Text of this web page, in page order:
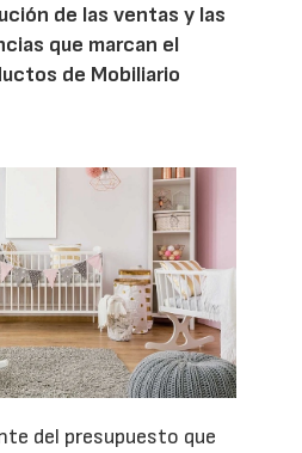
de las ventas y las
que marcan el
de Mobiliario
del presupuesto que